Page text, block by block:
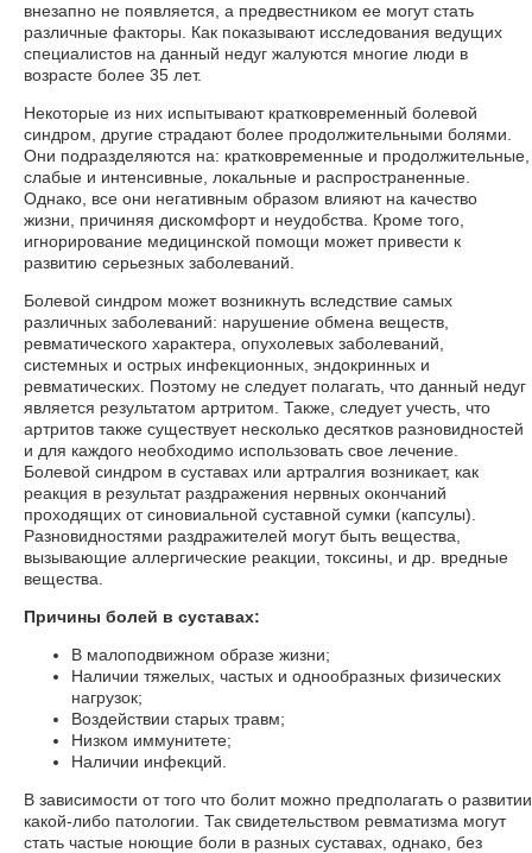
внезапно не появляется, а предвестником ее могут стать
различные факторы. Как показывают исследования ведущих
специалистов на данный недуг жалуются многие люди в
возрасте более 35 лет.
Некоторые из них испытывают кратковременный болевой
синдром, другие страдают более продолжительными болями.
Они подразделяются на: кратковременные и продолжительные,
слабые и интенсивные, локальные и распространенные.
Однако, все они негативным образом влияют на качество
жизни, причиняя дискомфорт и неудобства. Кроме того,
игнорирование медицинской помощи может привести к
развитию серьезных заболеваний.
Болевой синдром может возникнуть вследствие самых
различных заболеваний: нарушение обмена веществ,
ревматического характера, опухолевых заболеваний,
системных и острых инфекционных, эндокринных и
ревматических. Поэтому не следует полагать, что данный недуг
является результатом артритом. Также, следует учесть, что
артритов также существует несколько десятков разновидностей
и для каждого необходимо использовать свое лечение.
Болевой синдром в суставах или артралгия возникает, как
реакция в результат раздражения нервных окончаний
проходящих от синовиальной суставной сумки (капсулы).
Разновидностями раздражителей могут быть вещества,
вызывающие аллергические реакции, токсины, и др. вредные
вещества.
Причины болей в суставах:
В малоподвижном образе жизни;
Наличии тяжелых, частых и однообразных физических
нагрузок;
Воздействии старых травм;
Низком иммунитете;
Наличии инфекций.
В зависимости от того что болит можно предполагать о развитии
какой-либо патологии. Так свидетельством ревматизма могут
стать частые ноющие боли в разных суставах, однако, без